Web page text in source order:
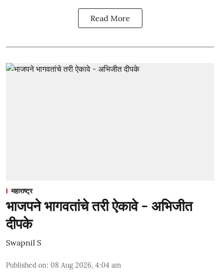
Read More
महाराष्ट्र
भाजपने भागवतांचे तरी ऐकावे - अभिजीत
दीपके
Swapnil S
Published on: 08 Aug 2026, 4:04 am